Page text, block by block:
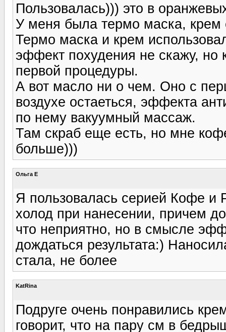
Пользовалась))) это в
У меня была термо маска,
Термо маска и крем
эффект похудения не скажу, но
первой процедуры.
А вот масло ни о чем. Оно с
воздухе остаеться, эффекта
по нему вакуумный массаж.
Там скраб еще есть, но мне
больше)))
Ольга E
Я пользовалась серией Кофе
холод при нанесении, причем
что неприятно, но в смысле
дождаться результата:)
стала, не более
KatRina
Подруге очень понравились
говорит, что на пару см в